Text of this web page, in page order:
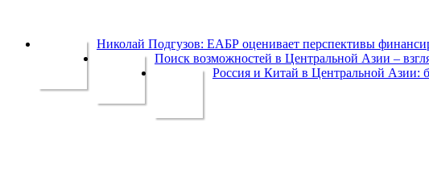
Николай Подгузов: ЕАБР оценивает перспективы
Поиск возможностей в Центральной Азии –
Россия и Китай в Центральной Азии: